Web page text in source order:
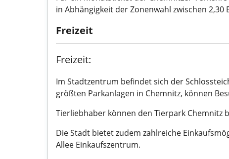
in Abhängigkeit der Zonenwahl zwischen 2,30
Freizeit
Freizeit:
Im Stadtzentrum befindet sich der
größten Parkanlagen in Chemnitz, können
Tierliebhaber können den Tierpark Chemnitz
Die Stadt bietet zudem zahlreiche
Allee Einkaufszentrum.